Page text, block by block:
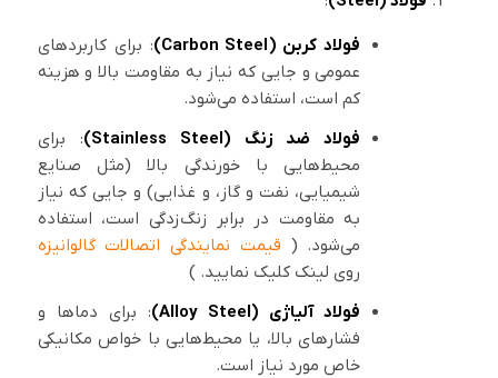
فولاد کربن (Carbon Steel)
: برای کاربردهای
عمومی و جایی که نیاز به مقاومت بالا و هزینه
کم است، استفاده می‌شود.
فولاد ضد زنگ (Stainless Steel)
: برای
محیط‌هایی با خورندگی بالا (مثل صنایع
شیمیایی، نفت و گاز، و غذایی) و جایی که نیاز
به مقاومت در برابر زنگ‌زدگی است، استفاده
می‌شود. ( قیمت نمایندگی اتصالات گالوانیزه
روی لینک کلیک نمایید. )
فولاد آلیاژی (Alloy Steel)
: برای دماها و
فشارهای بالا، یا محیط‌هایی با خواص مکانیکی
خاص مورد نیاز است.